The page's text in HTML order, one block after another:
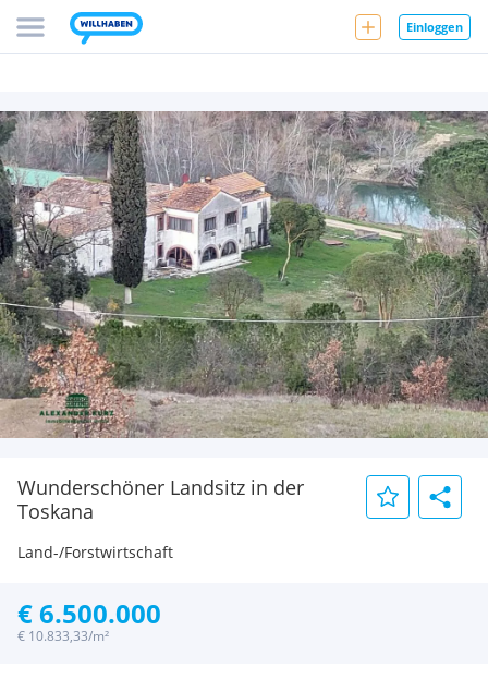
Einloggen
Wunderschöner Landsitz in der
Toskana
Land-/Forstwirtschaft
€ 6.500.000
€ 10.833,33/m²